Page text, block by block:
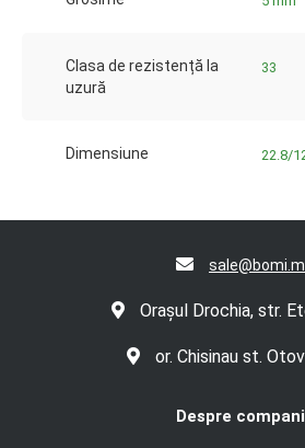
Clasa de rezistență la
uzură
33
Dimensiune 22.8/
Orașul Drochia, str.
or. Chisinau st.
Despre